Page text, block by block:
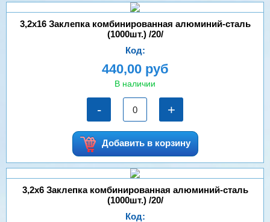
3,2х16 Заклепка комбинированная алюминий-сталь
(1000шт.) /20/
Код:
440,00 руб
В наличии
- +
Добавить в корзину
3,2х6 Заклепка комбинированная алюминий-сталь
(1000шт.) /20/
Код: